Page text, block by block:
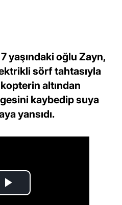
yaşındaki oğlu Zayn,
sörf tahtasıyla
altından
kaybedip suya
yansıdı.